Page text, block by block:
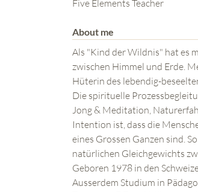
Five Elements Teacher
About me
Als "Kind der Wildnis" hat es
zwischen Himmel und Erde.
Hüterin des lebendig-
Die spirituelle
Jong & Meditation,
Intention ist, dass die
eines Grossen Ganzen sind.
natürlichen Gleichgewichts
Geboren 1978 in den
Ausserdem Studium in